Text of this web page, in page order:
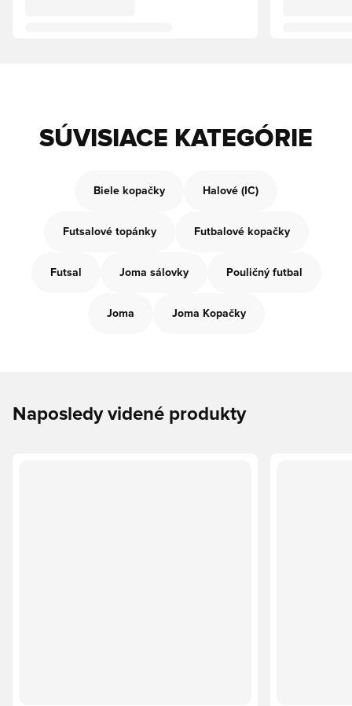
SÚVISIACE KATEGÓRIE
Biele kopačky Halové (IC)
Futsalové topánky Futbalové kopačky
Futsal Joma sálovky Pouličný futbal
Joma Joma Kopačky
Naposledy videné produkty